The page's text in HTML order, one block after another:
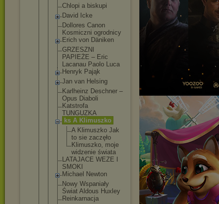
Chlopi a biskupi
David Icke
Dollores Canon
Kosmiczni ogrodnicy
Erich von Däniken
GRZESZNI
PAPIEŻE – Eric
Lacanau Paolo Luca
Henryk Pająk
Jan van Helsing
Karlheinz Deschner –
Opus Diaboli
Katstrofa
TUNGUZKA
ks A Klimuszko
A Klimuszko Jak
to sie zaczęło
Klimuszko, moje
widzenie świata
LATAJACE WEZE I
SMOKI
Michael Newton
Nowy Wspaniały
Świat Aldous Huxley
Reinkarnacja